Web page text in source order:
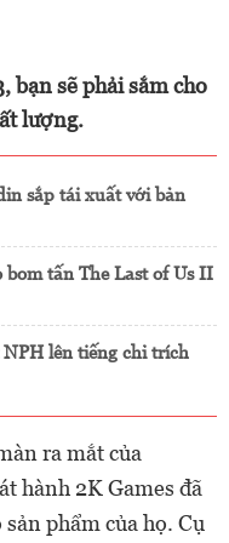
bạn sẽ phải sắm cho
lượng.
sắp tái xuất với bản
bom tấn The Last of Us II
lên tiếng chỉ trích
ra mắt của
hành 2K Games đã
phẩm của họ. Cụ